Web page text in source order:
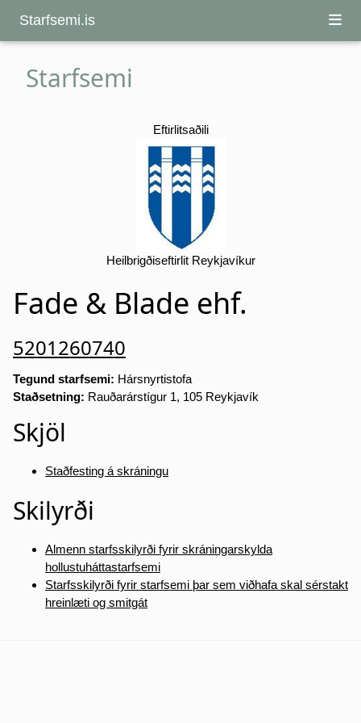
Starfsemi.is
Starfsemi
Eftirlitsaðili
Heilbrigðiseftirlit Reykjavíkur
Fade & Blade ehf.
5201260740
Tegund starfsemi: Hársnyrtistofa
Staðsetning: Rauðarárstígur 1, 105 Reykjavík
Skjöl
Staðfesting á skráningu
Skilyrði
Almenn starfsskilyrði fyrir skráningarskylda
hollustuháttastarfsemi
Starfsskilyrði fyrir starfsemi þar sem viðhafa skal sérstakt
hreinlæti og smitgát